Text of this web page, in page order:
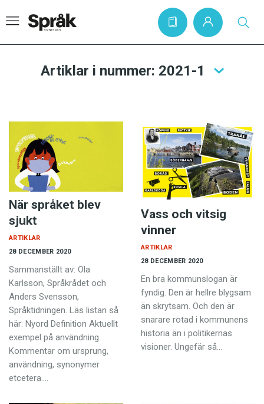
Krönikor
Språkfrågor
Skrivtips
Bokrecensioner
Kviss
Podden
Anmäl till språkpolisen
Föreslå nyord
Annonsera
Prenumerera
Läs Språktidningen digitalt
Press
Artiklar i nummer: 2021-1
När språket blev
sjukt
28 DECEMBER 2020
ARTIKLAR
Sammanställt av: Ola
Karlsson, Språkrådet och
Anders Svensson,
Språktidningen. Läs listan så
här: Nyord Definition Aktuellt
exempel på användning
Kommentar om ursprung,
användning, synonymer
etcetera.…
Vass och vitsig
vinner
28 DECEMBER 2020
ARTIKLAR
En bra kommunslogan är
fyndig. Den är hellre blygsam
än skrytsam. Och den är
snarare rotad i kommunens
historia än i politikernas
visioner. Ungefär så…